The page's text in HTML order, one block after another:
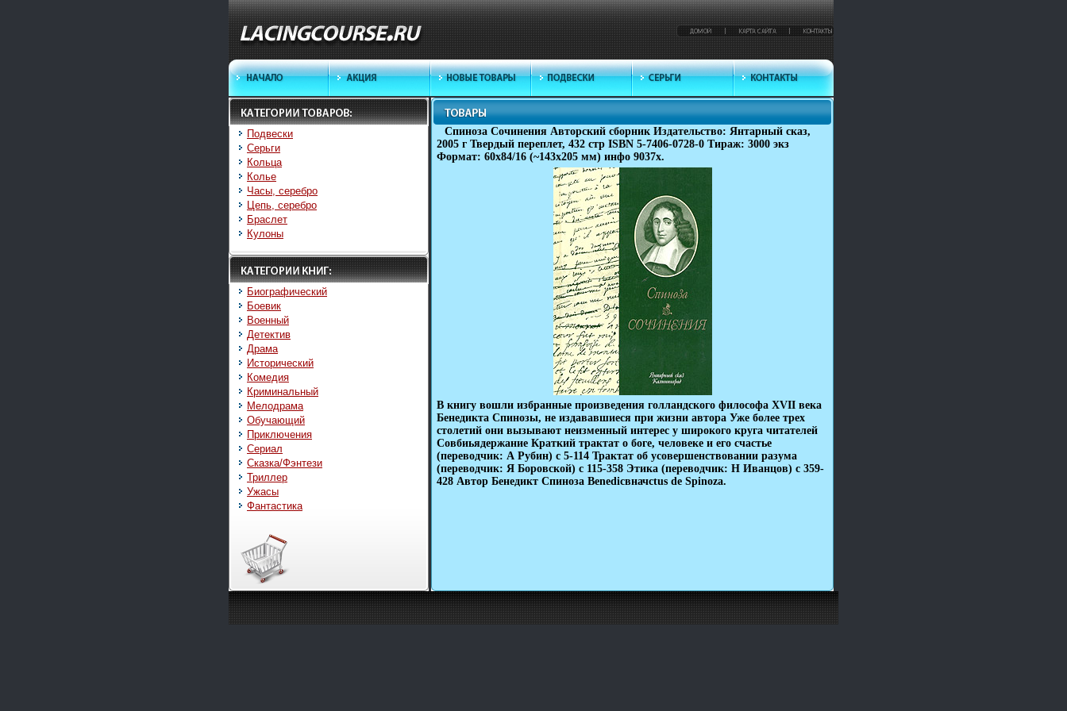
Подвески
Серьги
Кольца
Колье
Часы, серебро
Цепь, серебро
Браслет
Кулоны
Биографический
Боевик
Военный
Детектив
Драма
Исторический
Комедия
Криминальный
Мелодрама
Обучающий
Приключения
Сериал
Сказка/Фэнтези
Триллер
Ужасы
Фантастика
Спиноза Сочинения Авторский сборник Издательство: Янтарный сказ,
2005 г Твердый переплет, 432 стр ISBN 5-7406-0728-0 Тираж: 3000 экз
Формат: 60x84/16 (~143х205 мм) инфо 9037x.
В книгу вошли избранные произведения голландского философа XVII века
Бенедикта Спинозы, не издававшиеся при жизни автора Уже более трех
столетий они вызывают неизменный интерес у широкого круга читателей
Совбиьядержание Краткий трактат о боге, человеке и его счастье
(переводчик: А Рубин) c 5-114 Трактат об усовершенствовании разума
(переводчик: Я Боровской) c 115-358 Этика (переводчик: Н Иванцов) c 359-
428 Автор Бенедикт Спиноза Benedicвначсtus de Spinoza.